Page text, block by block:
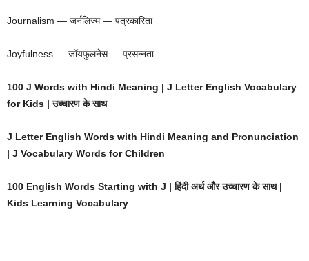
Journalism — जर्नलिज्म — पत्रकारिता
Joyfulness — जॉयफुलनेस — प्रसन्नता
100 J Words with Hindi Meaning | J Letter English Vocabulary
for Kids | उच्चारण के साथ
J Letter English Words with Hindi Meaning and Pronunciation
| J Vocabulary Words for Children
100 English Words Starting with J | हिंदी अर्थ और उच्चारण के साथ |
Kids Learning Vocabulary